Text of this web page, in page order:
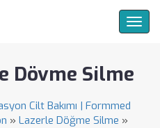
Dövme Silme
Cilt Bakımı | Formmed
» Lazerle Döğme Silme »